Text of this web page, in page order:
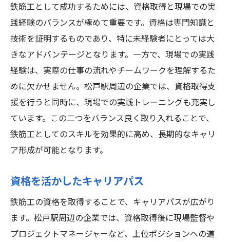
鉄筋工として成功するためには、資格取得と現場での実
践経験のバランスが極めて重要です。資格は専門知識と
技術を証明するものであり、特に未経験者にとっては大
きなアドバンテージとなります。一方で、現場での実践
経験は、実際の仕事の流れやチームワークを理解するた
めに欠かせません。松戸駅周辺の企業では、資格取得支
援を行うと同時に、現場での実践トレーニングも充実し
ています。この二つをバランス良く取り入れることで、
鉄筋工としてのスキルを効果的に高め、長期的なキャリ
ア形成が可能となります。
資格を活かしたキャリアパス
鉄筋工の資格を取得することで、キャリアパスが広がり
ます。松戸駅周辺の企業では、資格取得後に現場監督や
プロジェクトマネージャーなど、上位ポジションへの道